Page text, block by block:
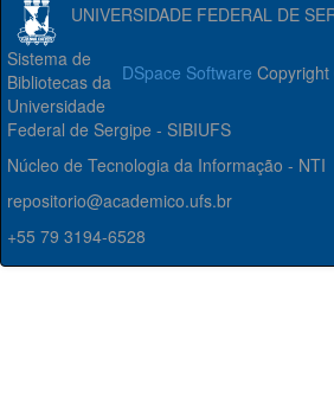
UNIVERSIDADE FEDERAL DE
DSpace Software
Sistema de
Bibliotecas da
Universidade
Federal de Sergipe - SIBIUFS
Núcleo de Tecnologia da Informação - NTI
repositorio@academico.ufs.br
+55 79 3194-6528